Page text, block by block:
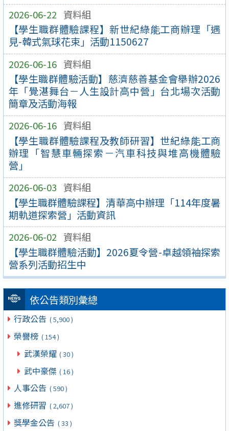
2026-06-22 資料組
【學生職群體驗課程】新世紀綠能工商辦理「遇
見-韓式氣球花束」活動1150627
2026-06-16 資料組
【學生職群體驗活動】慈濟慈善基金會舉辦2026
年「覺湛舞台－人生設計高中營」台北場次活動
簡章及活動海報
2026-06-16 資料組
【學生職群體驗課程及教師研習】世紀綠能工商
辦理「智慧車輛探索－汽車科技與堆高機體驗
營」
2026-06-03 資料組
【學生職群體驗課程】清華高中辦理「114年度暑
期軌道探索營」活動資訊
2026-06-02 資料組
【學生職群體驗活動】2026夏令營-卓越領袖探索
營系列活動招生中
依公告類別彙總
行政公告 ( 5,900 )
榮譽榜 ( 154 )
武漢榮耀 ( 30 )
武中豪傑 ( 16 )
人事公告 ( 590 )
進修研習 ( 2,607 )
獎學金公告 ( 33 )